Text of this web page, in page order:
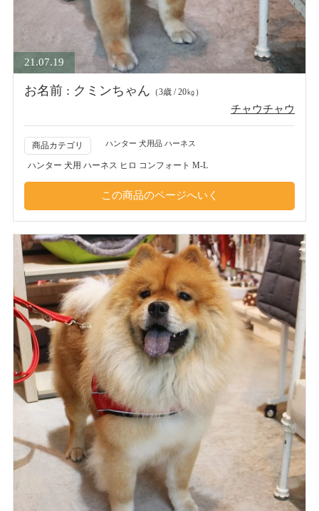
21.07.19
お名前 : クミンちゃん （3歳 / 20㎏）
チャウチャウ
商品カテゴリ ハンター 犬用品 ハーネス
ハンター 犬用 ハーネス ヒロ コンフォート M-L